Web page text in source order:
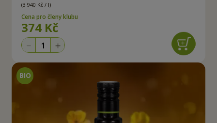
(3 940 Kč / l)
Cena pro členy klubu
374 Kč